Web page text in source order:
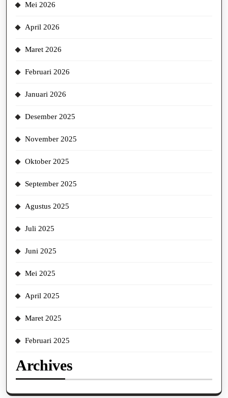
Mei 2026
April 2026
Maret 2026
Februari 2026
Januari 2026
Desember 2025
November 2025
Oktober 2025
September 2025
Agustus 2025
Juli 2025
Juni 2025
Mei 2025
April 2025
Maret 2025
Februari 2025
Archives